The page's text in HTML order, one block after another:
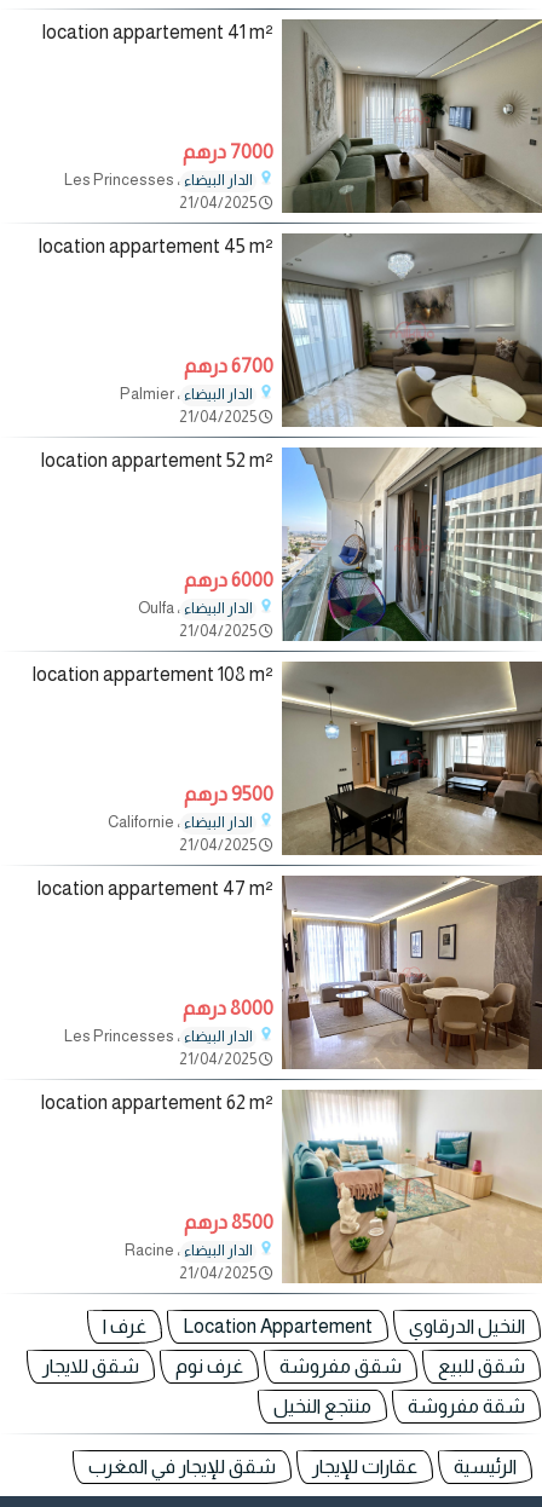
location appartement 41 m²
7000 درهم
الدار البيضاء ، Les Princesses
21/04/2025
location appartement 45 m²
6700 درهم
الدار البيضاء ، Palmier
21/04/2025
location appartement 52 m²
6000 درهم
الدار البيضاء ، Oulfa
21/04/2025
location appartement 108 m²
9500 درهم
الدار البيضاء ، Californie
21/04/2025
location appartement 47 m²
8000 درهم
الدار البيضاء ، Les Princesses
21/04/2025
location appartement 62 m²
8500 درهم
الدار البيضاء ، Racine
21/04/2025
النخيل الدرقاوي Location Appartement
غرف ا
شقق للبيع
شقق مفروشة غرف نوم
شقق للايجار
شقة مفروشة
منتجع النخيل
الرئيسية عقارات للإيجار شقق للإيجار في المغرب